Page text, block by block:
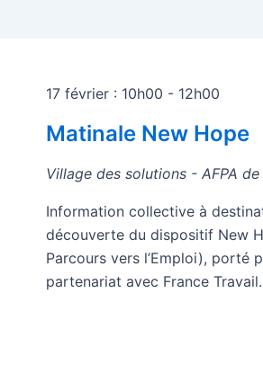
17 février : 10h00 - 12h00
Matinale New Hope
Village des solutions - AFPA
Information collective à
découverte du dispositif New
Parcours vers l’Emploi), porté
partenariat avec France